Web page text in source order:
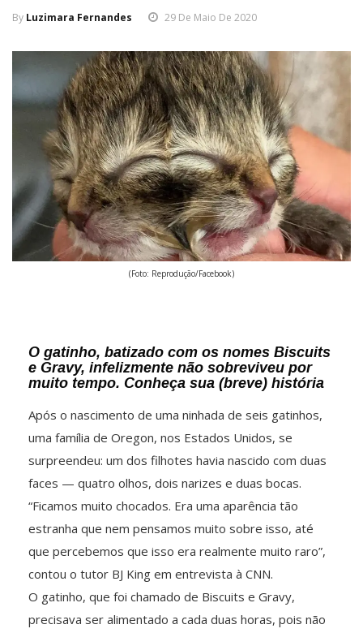
By Luzimara Fernandes 29 De Maio De 2020
(Foto: Reprodução/Facebook)
O gatinho, batizado com os nomes Biscuits
e Gravy, infelizmente não sobreviveu por
muito tempo. Conheça sua (breve) história
Após o nascimento de uma ninhada de seis gatinhos,
uma família de Oregon, nos Estados Unidos, se
surpreendeu: um dos filhotes havia nascido com duas
faces — quatro olhos, dois narizes e duas bocas.
“Ficamos muito chocados. Era uma aparência tão
estranha que nem pensamos muito sobre isso, até
que percebemos que isso era realmente muito raro”,
contou o tutor BJ King em entrevista à CNN.
O gatinho, que foi chamado de Biscuits e Gravy,
precisava ser alimentado a cada duas horas, pois não